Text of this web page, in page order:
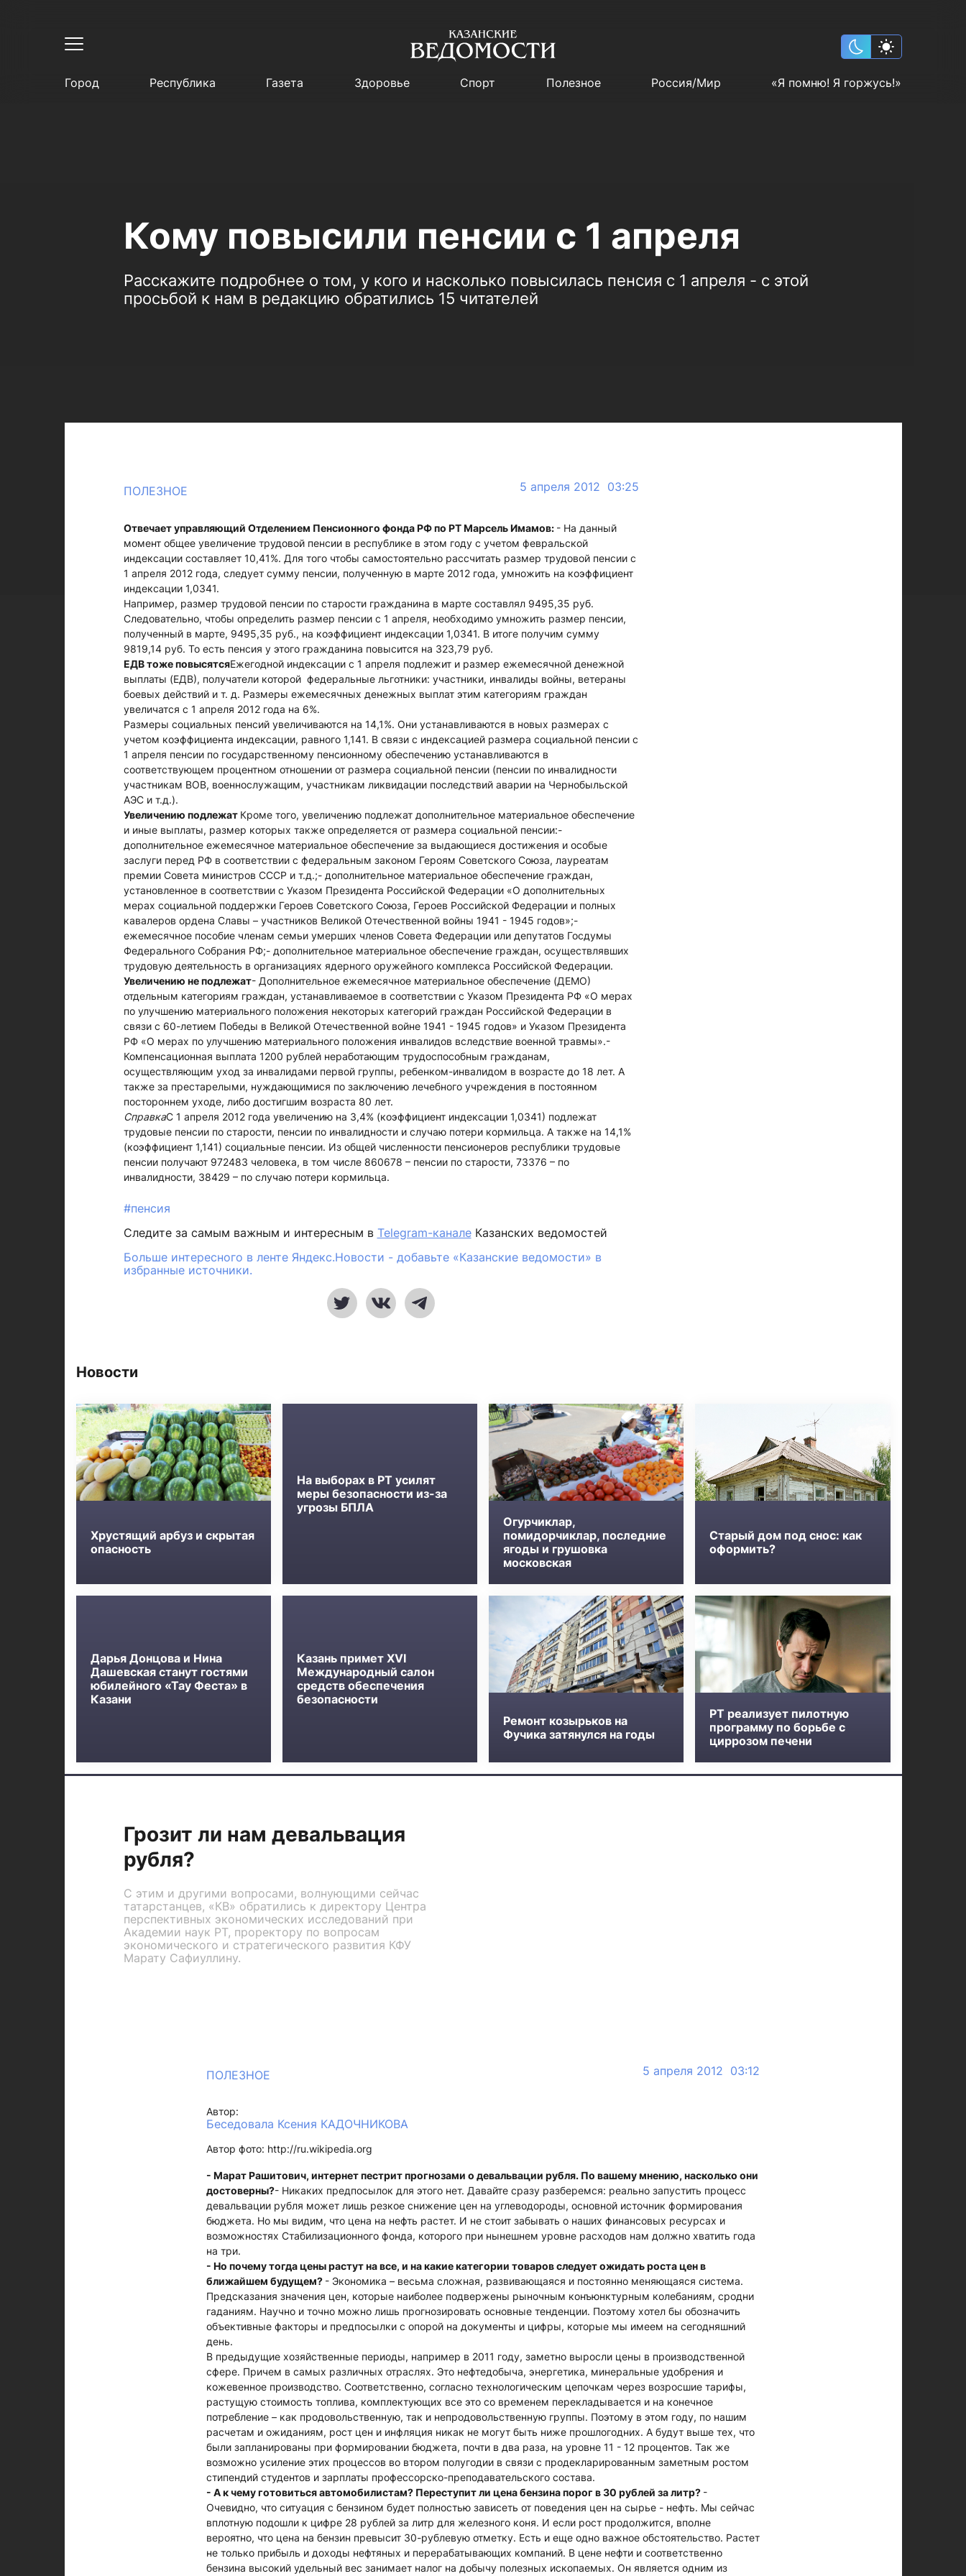
Город Республика Газета Здоровье Спорт Полезное Россия/Мир «Я помню! Я горжусь!»
Кому повысили пенсии с 1 апреля
Расскажите подробнее о том, у кого и насколько повысилась пенсия с 1 апреля - с этой
просьбой к нам в редакцию обратились 15 читателей
ПОЛЕЗНОЕ 5 апреля 2012 03:25
Отвечает управляющий Отделением Пенсионного фонда РФ по РТ Марсель Имамов: - На данный
момент общее увеличение трудовой пенсии в республике в этом году с учетом февральской
индексации составляет 10,41%. Для того чтобы самостоятельно рассчитать размер трудовой пенсии с
1 апреля 2012 года, следует сумму пенсии, полученную в марте 2012 года, умножить на коэффициент
индексации 1,0341.
Например, размер трудовой пенсии по старости гражданина в марте составлял 9495,35 руб.
Следовательно, чтобы определить размер пенсии с 1 апреля, необходимо умножить размер пенсии,
полученный в марте, 9495,35 руб., на коэффициент индексации 1,0341. В итоге получим сумму
9819,14 руб. То есть пенсия у этого гражданина повысится на 323,79 руб.
ЕДВ тоже повысятсяЕжегодной индексации с 1 апреля подлежит и размер ежемесячной денежной
выплаты (ЕДВ), получатели которой федеральные льготники: участники, инвалиды войны, ветераны
боевых действий и т. д. Размеры ежемесячных денежных выплат этим категориям граждан
увеличатся с 1 апреля 2012 года на 6%.
Размеры социальных пенсий увеличиваются на 14,1%. Они устанавливаются в новых размерах с
учетом коэффициента индексации, равного 1,141. В связи с индексацией размера социальной пенсии с
1 апреля пенсии по государственному пенсионному обеспечению устанавливаются в
соответствующем процентном отношении от размера социальной пенсии (пенсии по инвалидности
участникам ВОВ, военнослужащим, участникам ликвидации последствий аварии на Чернобыльской
АЭС и т.д.).
Увеличению подлежат Кроме того, увеличению подлежат дополнительное материальное обеспечение
и иные выплаты, размер которых также определяется от размера социальной пенсии:-
дополнительное ежемесячное материальное обеспечение за выдающиеся достижения и особые
заслуги перед РФ в соответствии с федеральным законом Героям Советского Союза, лауреатам
премии Совета министров СССР и т.д.;- дополнительное материальное обеспечение граждан,
установленное в соответствии с Указом Президента Российской Федерации «О дополнительных
мерах социальной поддержки Героев Советского Союза, Героев Российской Федерации и полных
кавалеров ордена Славы – участников Великой Отечественной войны 1941 - 1945 годов»;-
ежемесячное пособие членам семьи умерших членов Совета Федерации или депутатов Госдумы
Федерального Собрания РФ;- дополнительное материальное обеспечение граждан, осуществлявших
трудовую деятельность в организациях ядерного оружейного комплекса Российской Федерации.
Увеличению не подлежат- Дополнительное ежемесячное материальное обеспечение (ДЕМО)
отдельным категориям граждан, устанавливаемое в соответствии с Указом Президента РФ «О мерах
по улучшению материального положения некоторых категорий граждан Российской Федерации в
связи с 60-летием Победы в Великой Отечественной войне 1941 - 1945 годов» и Указом Президента
РФ «О мерах по улучшению материального положения инвалидов вследствие военной травмы».-
Компенсационная выплата 1200 рублей неработающим трудоспособным гражданам,
осуществляющим уход за инвалидами первой группы, ребенком-инвалидом в возрасте до 18 лет. А
также за престарелыми, нуждающимися по заключению лечебного учреждения в постоянном
постороннем уходе, либо достигшим возраста 80 лет.
СправкаС 1 апреля 2012 года увеличению на 3,4% (коэффициент индексации 1,0341) подлежат
трудовые пенсии по старости, пенсии по инвалидности и случаю потери кормильца. А также на 14,1%
(коэффициент 1,141) социальные пенсии. Из общей численности пенсионеров республики трудовые
пенсии получают 972483 человека, в том числе 860678 – пенсии по старости, 73376 – по
инвалидности, 38429 – по случаю потери кормильца.
#пенсия
Следите за самым важным и интересным в Telegram-каналеКазанских ведомостей
Больше интересного в ленте Яндекс.Новости - добавьте «Казанские ведомости» в
избранные источники.
Новости
Хрустящий арбуз и скрытая
опасность
На выборах в РТ усилят
меры безопасности из-за
угрозы БПЛА
Огурчиклар,
помидорчиклар, последние
ягоды и грушовка
московская
Старый дом под снос: как
оформить?
Дарья Донцова и Нина
Дашевская станут гостями
юбилейного «Тау Феста» в
Казани
Казань примет XVI
Международный салон
средств обеспечения
безопасности
Ремонт козырьков на
Фучика затянулся на годы
РТ реализует пилотную
программу по борьбе с
циррозом печени
Грозит ли нам девальвация
рубля?
С этим и другими вопросами, волнующими сейчас
татарстанцев, «КВ» обратились к директору Центра
перспективных экономических исследований при
Академии наук РТ, проректору по вопросам
экономического и стратегического развития КФУ
Марату Сафиуллину.
ПОЛЕЗНОЕ 5 апреля 2012 03:12
Автор:
Беседовала Ксения КАДОЧНИКОВА
Автор фото: http://ru.wikipedia.org
- Марат Рашитович, интернет пестрит прогнозами о девальвации рубля. По вашему мнению, насколько они
достоверны?- Никаких предпосылок для этого нет. Давайте сразу разберемся: реально запустить процесс
девальвации рубля может лишь резкое снижение цен на углеводороды, основной источник формирования
бюджета. Но мы видим, что цена на нефть растет. И не стоит забывать о наших финансовых ресурсах и
возможностях Стабилизационного фонда, которого при нынешнем уровне расходов нам должно хватить года
на три.
- Но почему тогда цены растут на все, и на какие категории товаров следует ожидать роста цен в
ближайшем будущем? - Экономика – весьма сложная, развивающаяся и постоянно меняющаяся система.
Предсказания значения цен, которые наиболее подвержены рыночным конъюнктурным колебаниям, сродни
гаданиям. Научно и точно можно лишь прогнозировать основные тенденции. Поэтому хотел бы обозначить
объективные факторы и предпосылки с опорой на документы и цифры, которые мы имеем на сегодняшний
день.
В предыдущие хозяйственные периоды, например в 2011 году, заметно выросли цены в производственной
сфере. Причем в самых различных отраслях. Это нефтедобыча, энергетика, минеральные удобрения и
кожевенное производство. Соответственно, согласно технологическим цепочкам через возросшие тарифы,
растущую стоимость топлива, комплектующих все это со временем перекладывается и на конечное
потребление – как продовольственную, так и непродовольственную группы. Поэтому в этом году, по нашим
расчетам и ожиданиям, рост цен и инфляция никак не могут быть ниже прошлогодних. А будут выше тех, что
были запланированы при формировании бюджета, почти в два раза, на уровне 11 - 12 процентов. Так же
возможно усиление этих процессов во втором полугодии в связи с продекларированным заметным ростом
стипендий студентов и зарплаты профессорско-преподавательского состава.
- А к чему готовиться автомобилистам? Переступит ли цена бензина порог в 30 рублей за литр? -
Очевидно, что ситуация с бензином будет полностью зависеть от поведения цен на сырье - нефть. Мы сейчас
вплотную подошли к цифре 28 рублей за литр для железного коня. И если рост продолжится, вполне
вероятно, что цена на бензин превысит 30-рублевую отметку. Есть и еще одно важное обстоятельство. Растет
не только прибыль и доходы нефтяных и перерабатывающих компаний. В цене нефти и соответственно
бензина высокий удельный вес занимает налог на добычу полезных ископаемых. Он является одним из